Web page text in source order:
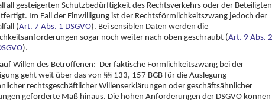
gesteigerten Schutzbedürftigkeit des Rechtsverkehrs oder der Beteiligten
Im Fall der Einwilligung ist der Rechtsförmlichkeitszwang jedoch der
(Art. 7 Abs. 1 DSGVO). Bei sensiblen Daten werden die
sogar noch weiter nach oben geschraubt (Art. 9 Abs. 2
).
Willen des Betroffenen: Der faktische Förmlichkeitszwang bei der
geht weit über das von §§ 133, 157 BGB für die Auslegung
rechtsgeschäftlicher Willenserklärungen oder geschäftsähnlicher
geforderte Maß hinaus. Die hohen Anforderungen der DSGVO können